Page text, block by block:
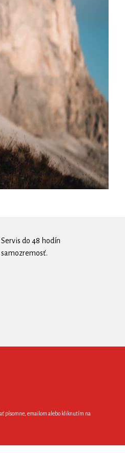
Servis do 48 hodín
samozremosť.
písomne, emailom alebo kliknutím na